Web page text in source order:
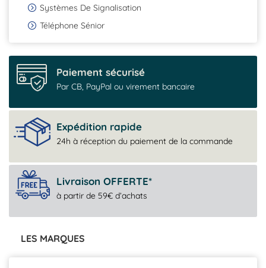
Systèmes De Signalisation
Téléphone Sénior
Paiement sécurisé
Par CB, PayPal ou virement bancaire
Expédition rapide
24h à réception du paiement de la commande
Livraison OFFERTE*
à partir de 59€ d’achats
LES MARQUES